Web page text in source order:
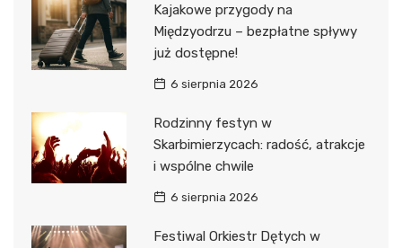
Kajakowe przygody na
Międzyodrzu – bezpłatne spływy
już dostępne!
6 sierpnia 2026
Rodzinny festyn w
Skarbimierzycach: radość, atrakcje
i wspólne chwile
6 sierpnia 2026
Festiwal Orkiestr Dętych w